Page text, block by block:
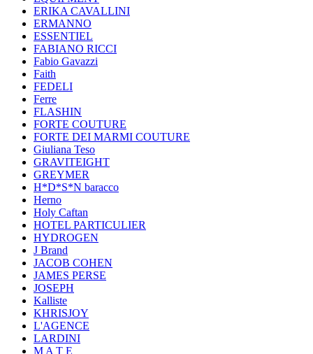
ERIKA CAVALLINI
ERMANNO
ESSENTIEL
FABIANO RICCI
Fabio Gavazzi
Faith
FEDELI
Ferre
FLASHIN
FORTE COUTURE
FORTE DEI MARMI COUTURE
Giuliana Teso
GRAVITEIGHT
GREYMER
H*D*S*N baracco
Herno
Holy Caftan
HOTEL PARTICULIER
HYDROGEN
J Brand
JACOB COHEN
JAMES PERSE
JOSEPH
Kalliste
KHRISJOY
L'AGENCE
LARDINI
M A T E